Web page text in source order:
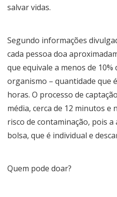
salvar vidas.
Segundo informações
cada pessoa doa
que equivale a menos de
organismo – quantidade que
horas. O processo de
média, cerca de 12 minutos e
risco de contaminação, pois a
bolsa, que é individual e
Quem pode doar?